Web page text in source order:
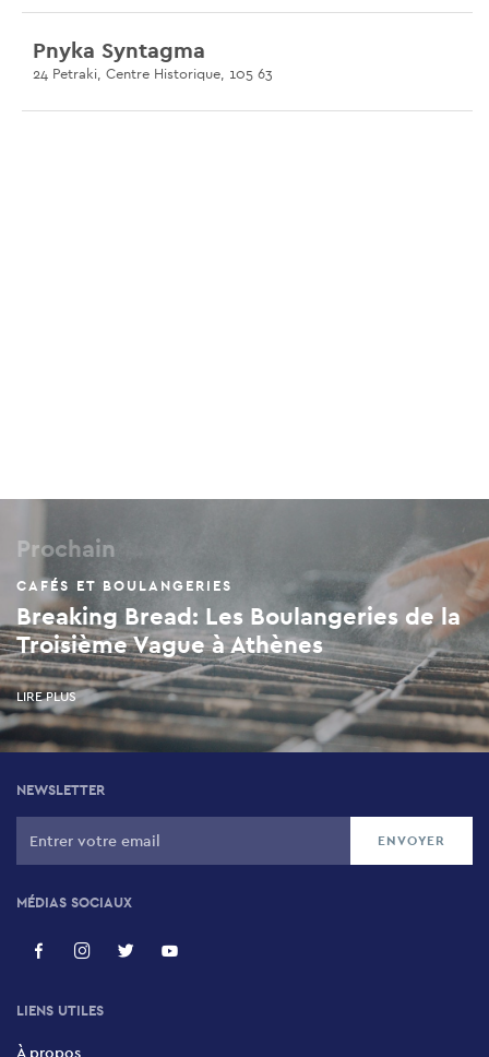
Pnyka Syntagma
24 Petraki, Centre Historique, 105 63
Prochain
CAFÉS ET BOULANGERIES
Breaking Bread: Les Boulangeries de la
Troisième Vague à Athènes
LIRE PLUS
NEWSLETTER
MÉDIAS SOCIAUX
LIENS UTILES
À propos